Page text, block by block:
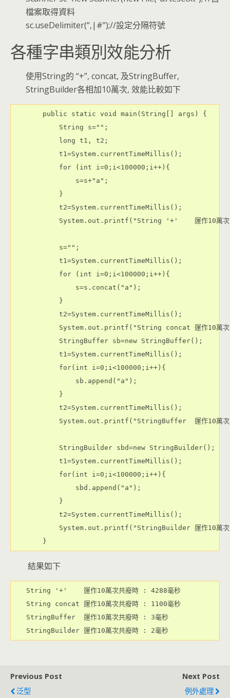
檔案取得資料
sc.useDelimiter(“,|#”);//設定分隔符號
各種字串類別效能分析
使用String的 “+”, concat, 及StringBuffer,
StringBuilder各相加10萬次, 效能比較如下
    public static void main(String[] args) {
        String s="";
        long t1, t2;
        t1=System.currentTimeMillis();
        for (int i=0;i<100000;i++){
            s=s+"a";
        }
        t2=System.currentTimeMillis();
System.out.printf("String '+'    運作10萬
        s="";
        t1=System.currentTimeMillis();
        for (int i=0;i<100000;i++){
            s=s.concat("a");
        }
        t2=System.currentTimeMillis();
System.out.printf("String concat 運作10萬
        StringBuffer sb=new StringBuffer();
        t1=System.currentTimeMillis();
        for(int i=0;i<100000;i++){
            sb.append("a");
        }
        t2=System.currentTimeMillis();
System.out.printf("StringBuffer  運作10萬
        StringBuilder sbd=new StringBuilder();
        t1=System.currentTimeMillis();
        for(int i=0;i<100000;i++){
            sbd.append("a");
        }
        t2=System.currentTimeMillis();
System.out.printf("StringBuilder 運作
結果如下
String '+'    運作10萬次共廢時 : 4288毫秒
String concat 運作10萬次共廢時 : 1100毫秒
StringBuffer  運作10萬次共廢時 : 3毫秒
Previous Post
泛型
Next Post
例外處理